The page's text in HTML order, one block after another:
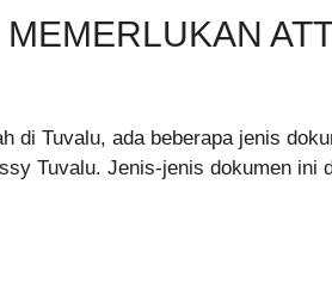
di Tuvalu, ada beberapa jenis
Tuvalu. Jenis-jenis dokumen ini